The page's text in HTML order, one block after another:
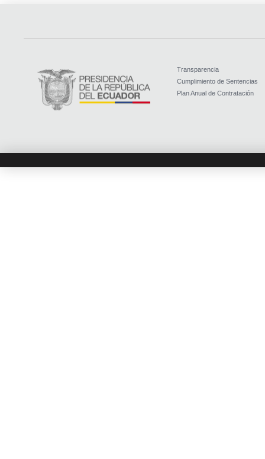
Transparencia
Cumplimiento de Sentencias
Plan Anual de Contratación